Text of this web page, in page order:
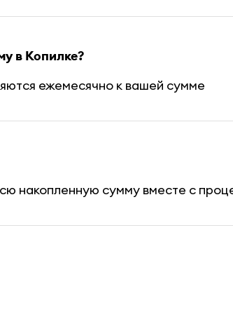
в Копилке?
ежемесячно к вашей сумме
накопленную сумму вместе с